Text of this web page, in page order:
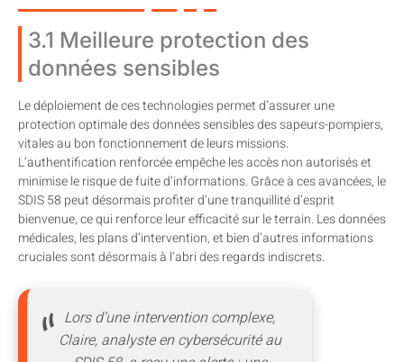
3.1 Meilleure protection des
données sensibles
Le déploiement de ces technologies permet d’assurer une
protection optimale des données sensibles des sapeurs-pompiers,
vitales au bon fonctionnement de leurs missions.
L’authentification renforcée empêche les accès non autorisés et
minimise le risque de fuite d’informations. Grâce à ces avancées, le
SDIS 58 peut désormais profiter d’une tranquillité d’esprit
bienvenue, ce qui renforce leur efficacité sur le terrain. Les données
médicales, les plans d’intervention, et bien d’autres informations
cruciales sont désormais à l’abri des regards indiscrets.
Lors d’une intervention complexe,
Claire, analyste en cybersécurité au